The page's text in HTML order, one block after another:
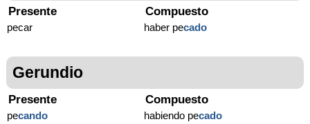
Presente
pecar
Compuesto
haber pecado
Gerundio
Presente
pecando
Compuesto
habiendo pecado